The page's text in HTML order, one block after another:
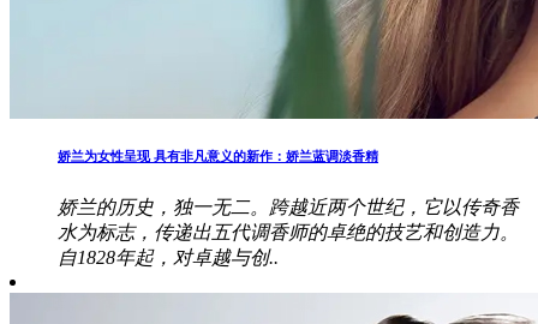
娇兰为女性呈现 具有非凡意义的新作：娇兰蓝调淡香精
娇兰的历史，独一无二。跨越近两个世纪，它以传奇香
水为标志，传递出五代调香师的卓绝的技艺和创造力。
自1828年起，对卓越与创..